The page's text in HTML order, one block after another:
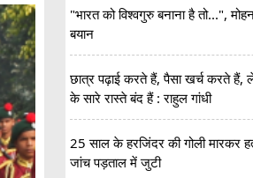
"भारत को विश्वगुरु बनाना है तो...",
बयान
छात्र पढ़ाई करते हैं, पैसा खर्च करते हैं,
के सारे रास्ते बंद हैं : राहुल गांधी
25 साल के हरजिंदर की गोली मारकर
जांच पड़ताल में जुटी